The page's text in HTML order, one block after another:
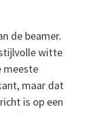
de beamer.
witte
meeste
maar dat
is op een